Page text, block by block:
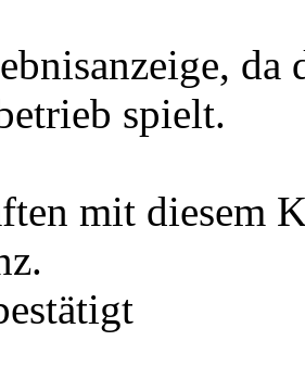
spielt.
mit diesem